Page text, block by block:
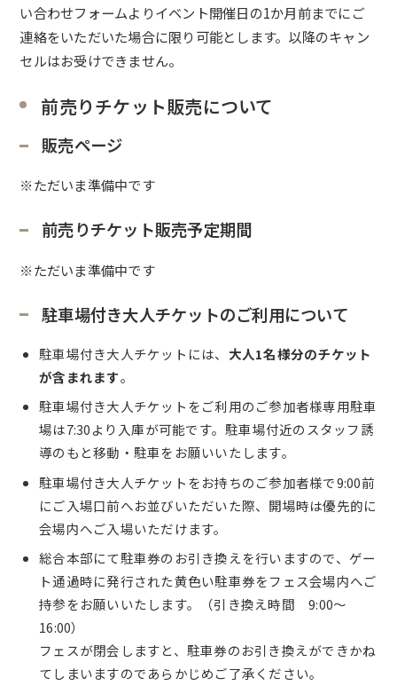
い合わせフォームよりイベント開催日の1か月前までにご
連絡をいただいた場合に限り可能とします。以降のキャン
セルはお受けできません。
前売りチケット販売について
販売ページ
※ただいま準備中です
前売りチケット販売予定期間
※ただいま準備中です
駐車場付き大人チケットのご利用について
駐車場付き大人チケットには、 大人1名様分のチケット
が含まれます。
駐車場付き大人チケットをご利用のご参加者様専用駐車
場は7:30より入庫が可能です。駐車場付近のスタッフ誘
導のもと移動・駐車をお願いいたします。
駐車場付き大人チケットをお持ちのご参加者様で9:00前
にご入場口前へお並びいただいた際、開場時は優先的に
会場内へご入場いただけます。
総合本部にて駐車券のお引き換えを行いますので、 ゲー
ト通過時に発行された黄色い駐車券をフェス会場内へご
持参をお願いいたします。（引き換え時間 9:00〜
16:00）
フェスが閉会しますと、駐車券のお引き換えができかね
てしまいますのであらかじめご了承ください。